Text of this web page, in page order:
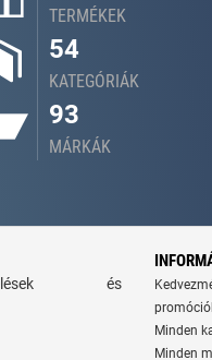
TERMÉKEK
54
KATEGÓRIÁK
93
MÁRKÁK
és
Minden
Minden